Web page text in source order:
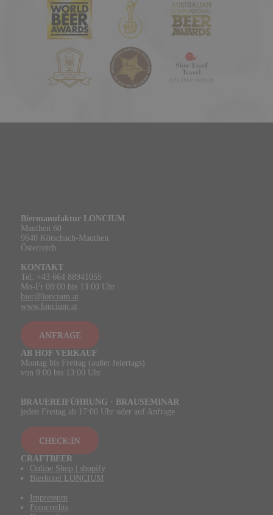
Biermanufaktur LONCIUM
Mauthen 60
9640 Kötschach-Mauthen
Österreich
KONTAKT
Tel. +43 664 88941055
Mo-Fr 08:00 bis 13:00 Uhr
bier@loncium.at
www.loncium.at
ANFRAGE
AB HOF VERKAUF
Montag bis Freitag (außer feiertags)
von 8:00 bis 13:00 Uhr
BRAUEREIFÜHRUNG · BRAUSEMINAR
jeden Freitag ab 17:00 Uhr oder auf Anfrage
CHECK:IN
CRAFTBEER
Online Shop | shopify
Bierhotel LONCIUM
Impressum
Fotocredits